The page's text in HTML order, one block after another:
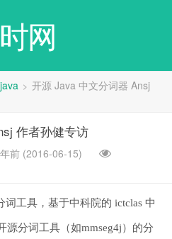
网
java > 开源 Java 中文分词器 Ansj
作者孙健专访
前 (2016-06-15)
词工具，基于中科院的 ictclas 中
源分词工具（如mmseg4j）的分